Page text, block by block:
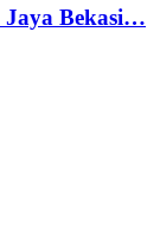
Jaya Bekasi…